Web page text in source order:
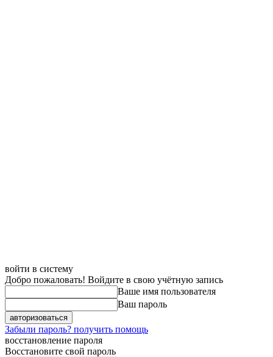
войти в систему
Добро пожаловать! Войдите в свою учётную запись
Ваше имя пользователя
Ваш пароль
Забыли пароль? получить помощь
восстановление пароля
Восстановите свой пароль